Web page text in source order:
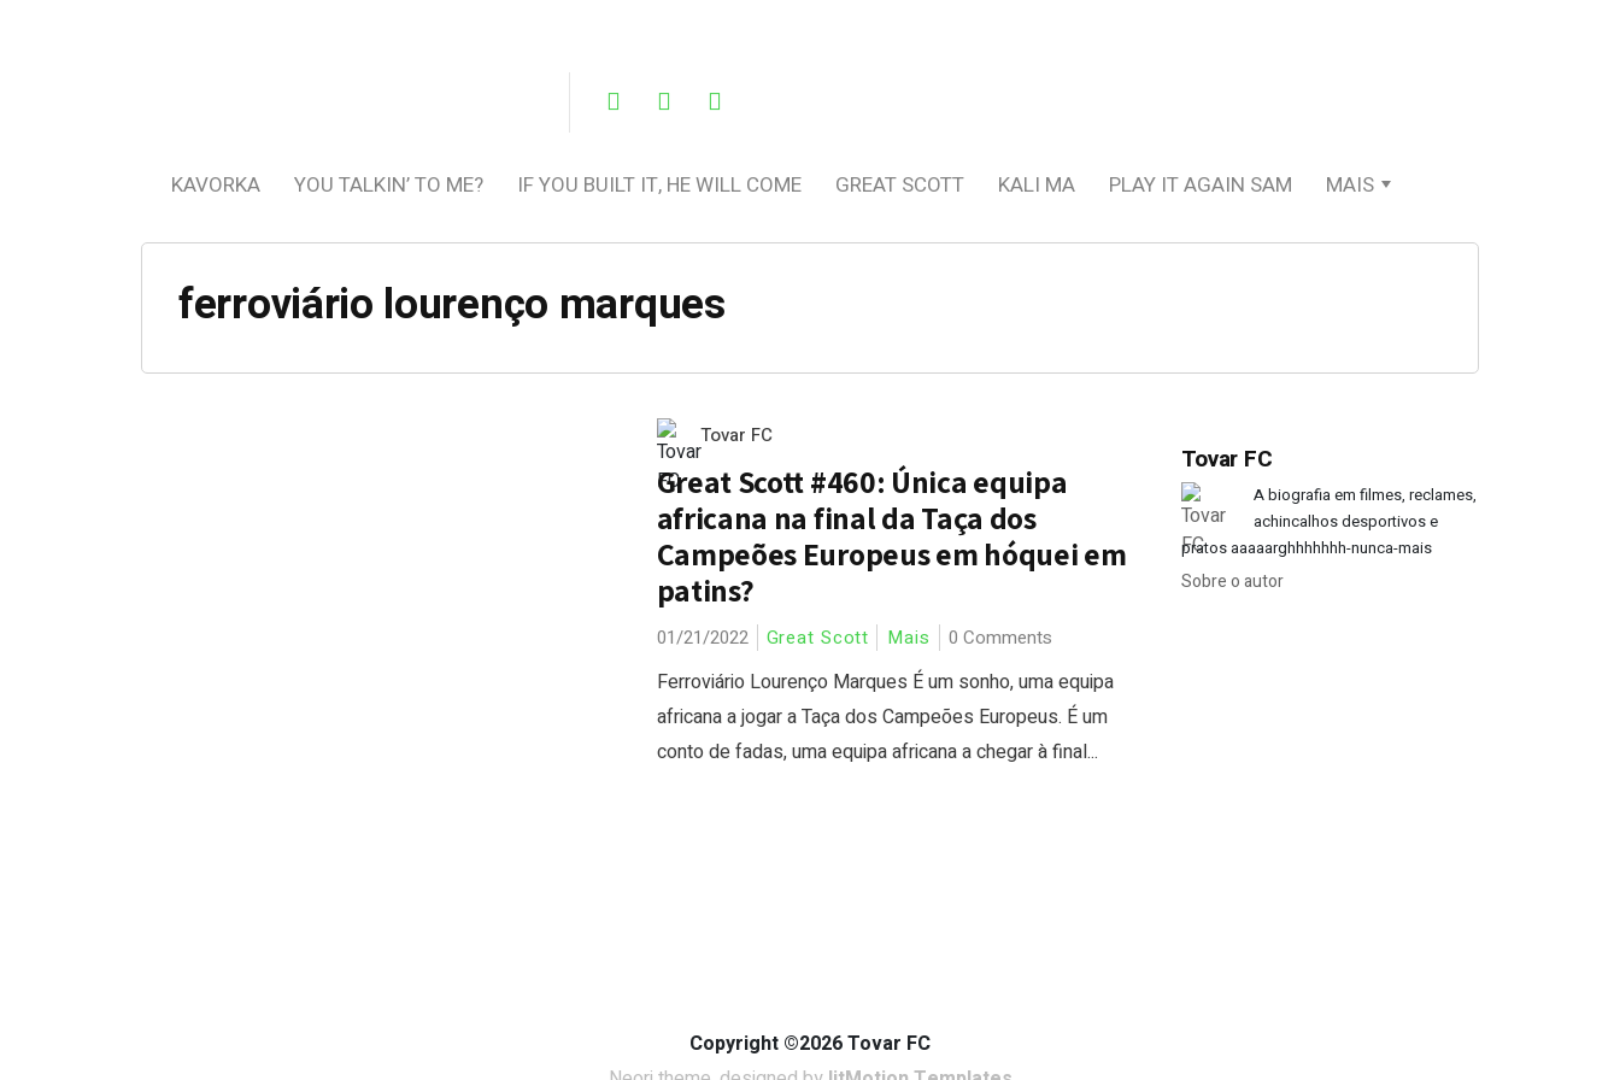
KAVORKA YOU TALKIN’ TO ME? IF YOU BUILT IT, HE WILL COME GREAT SCOTT KALI MA PLAY IT AGAIN SAM MAIS
ferroviário lourenço marques
Tovar FC
Great Scott #460: Única equipa
africana na final da Taça dos
Campeões Europeus em hóquei em
patins?
01/21/2022 Great Scott Mais 0 Comments
Ferroviário Lourenço Marques É um sonho, uma equipa
africana a jogar a Taça dos Campeões Europeus. É um
conto de fadas, uma equipa africana a chegar à final...
Tovar FC
A biografia em filmes, reclames,
achincalhos desportivos e
pratos aaaaarghhhhhhh-nunca-mais
Sobre o autor
Copyright ©2026 Tovar FC